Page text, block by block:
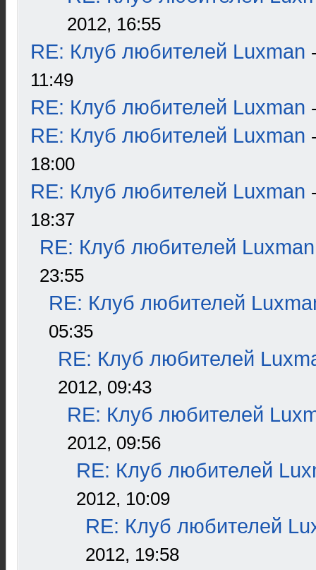
2012, 16:55
RE: Клуб любителей Luxman
11:49
RE: Клуб любителей Luxman
RE: Клуб любителей Luxman
18:00
RE: Клуб любителей Luxman
18:37
RE: Клуб любителей Luxman
23:55
RE: Клуб любителей
05:35
RE: Клуб любителей
2012, 09:43
RE: Клуб любителей
2012, 09:56
RE: Клуб любителей
2012, 10:09
RE: Клуб любителей
2012, 19:58